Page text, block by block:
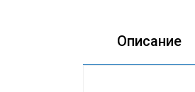
Описание